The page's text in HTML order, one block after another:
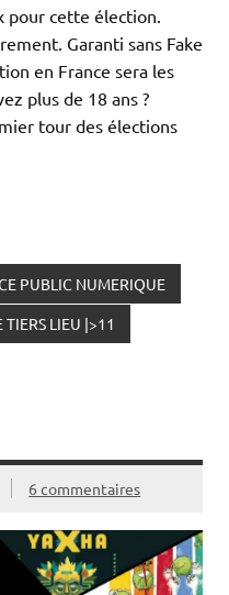
pour cette élection.
Garanti sans Fake
en France sera les
plus de 18 ans ?
tour des élections
PUBLIC NUMERIQUE
TIERS LIEU |>11
6 commentaires